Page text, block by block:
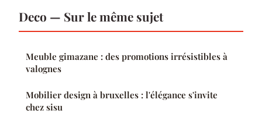
Deco — Sur le même sujet
Meuble gimazane : des promotions irrésistibles à
valognes
Mobilier design à bruxelles : l'élégance s'invite
chez sisu